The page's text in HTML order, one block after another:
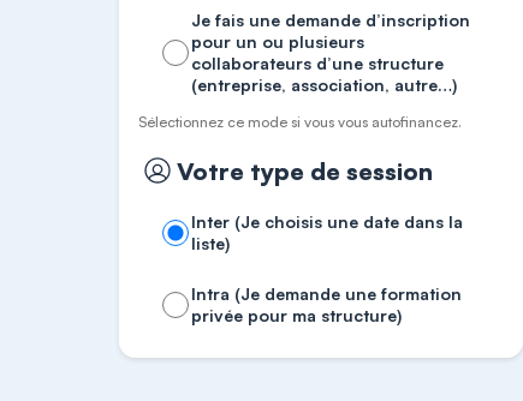
Je fais une demande d’inscription
pour un ou plusieurs
collaborateurs d’une structure
(entreprise, association, autre…)
Sélectionnez ce mode si vous vous autofinancez.
Votre type de session
Inter (Je choisis une date dans la
liste)
Intra (Je demande une formation
privée pour ma structure)